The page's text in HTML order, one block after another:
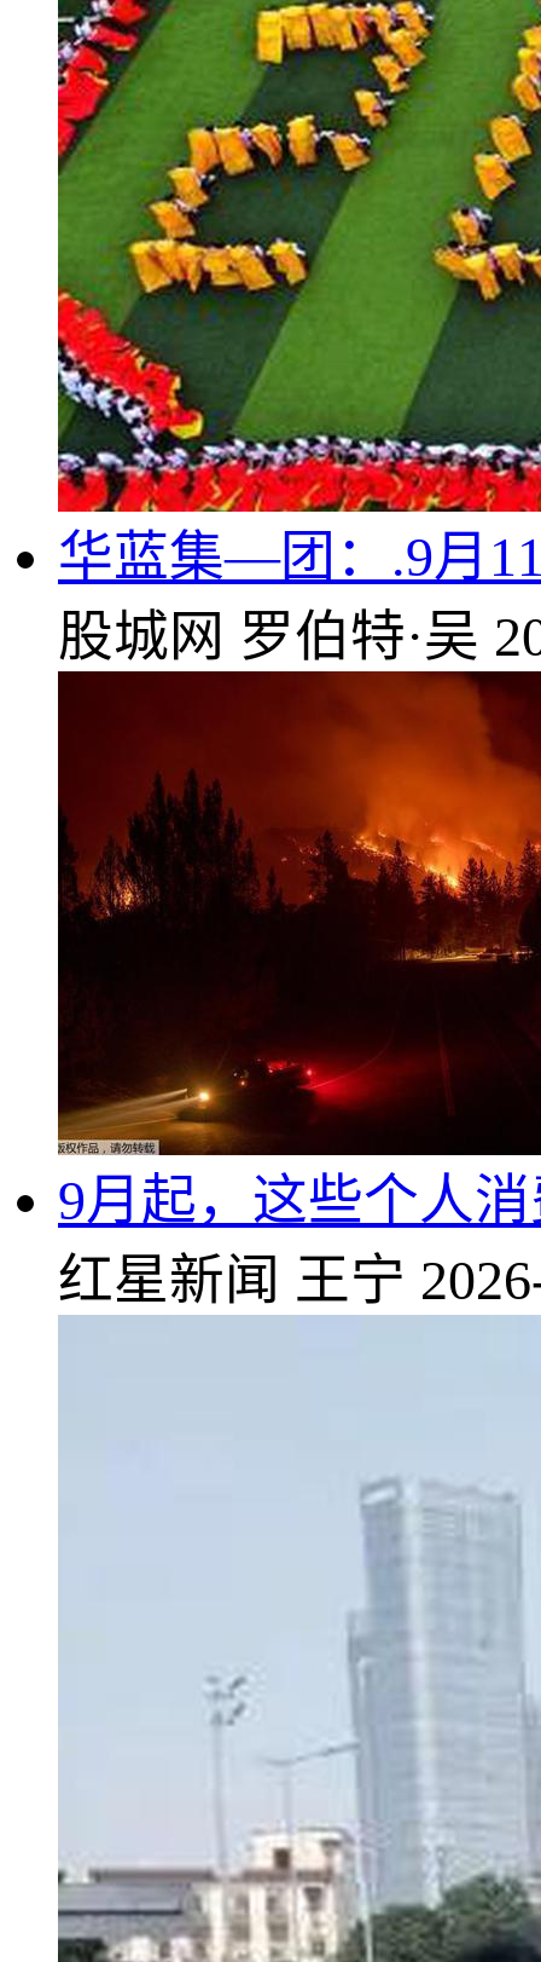
华蓝集—团：.9月
股城网 罗伯特·吴
9月起，这些个人
红星新闻 王宁